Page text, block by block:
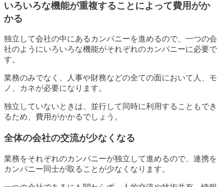
いろいろな機能が重複することによって費用がか
かる
独立して会社の中にあるカンパニーを進めるので、一つの会
社のようにいろいろな機能がそれぞれのカンパニーに必要で
す。
業務のみでなく、人事や財務などの全ての面において人、モ
ノ、カネが必要になります。
独立していないときは、並行して同時に利用することもでき
るため、費用がかかるでしょう。
全体の会社の交流が少なくなる
業務をそれぞれのカンパニーが独立して進めるので、連携を
カンパニー同士が取ることが少なくなります。